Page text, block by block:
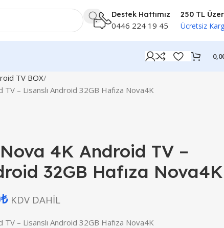
Destek Hattımız
0446 224 19 45
250 TL
Ücretsiz
TV BOX
– Lisanslı Android 32GB Hafıza Nova4K
4K Android TV –
32GB Hafıza Nova4K
₺ KDV DAHİL
– Lisanslı Android 32GB Hafıza Nova4K